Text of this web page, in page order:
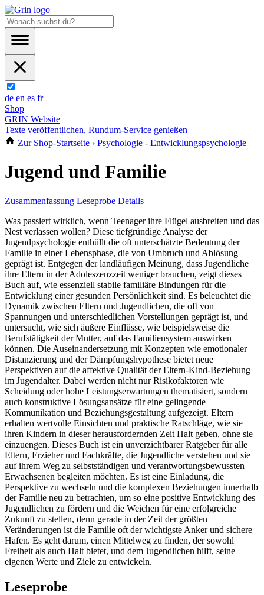
de en es fr
Shop
GRIN Website
Texte veröffentlichen, Rundum-Service genießen
Zur Shop-Startseite › Psychologie - Entwicklungspsychologie
Jugend und Familie
Zusammenfassung Leseprobe Details
Was passiert wirklich, wenn Teenager ihre Flügel ausbreiten und das
Nest verlassen wollen? Diese tiefgründige Analyse der
Jugendpsychologie enthüllt die oft unterschätzte Bedeutung der
Familie in einer Lebensphase, die von Umbruch und Ablösung
geprägt ist. Entgegen der landläufigen Meinung, dass Jugendliche
ihre Eltern in der Adoleszenzzeit weniger brauchen, zeigt dieses
Buch auf, wie essenziell stabile familiäre Bindungen für die
Entwicklung einer gesunden Persönlichkeit sind. Es beleuchtet die
Dynamik zwischen Eltern und Jugendlichen, die oft von
Spannungen und unterschiedlichen Vorstellungen geprägt ist, und
untersucht, wie sich äußere Einflüsse, wie beispielsweise die
Berufstätigkeit der Mutter, auf das Familiensystem auswirken
können. Die Auseinandersetzung mit Konzepten wie emotionaler
Distanzierung und der Dämpfungshypothese bietet neue
Perspektiven auf die affektive Qualität der Eltern-Kind-Beziehung
im Jugendalter. Dabei werden nicht nur Risikofaktoren wie
Scheidung oder hohe Leistungserwartungen thematisiert, sondern
auch konstruktive Lösungsansätze für eine gelingende
Kommunikation und Beziehungsgestaltung aufgezeigt. Eltern
erhalten wertvolle Einsichten und praktische Ratschläge, wie sie
ihren Kindern in dieser herausfordernden Zeit Halt geben, ohne sie
einzuengen. Dieses Buch ist ein unverzichtbarer Ratgeber für alle
Eltern, Erzieher und Fachkräfte, die Jugendliche verstehen und sie
auf ihrem Weg zu selbstständigen und verantwortungsbewussten
Erwachsenen begleiten möchten. Es ist eine Einladung, die
Perspektive zu wechseln und die komplexen Beziehungen innerhalb
der Familie neu zu betrachten, um so eine positive Entwicklung des
Jugendlichen zu fördern und die Weichen für eine erfolgreiche
Zukunft zu stellen, denn gerade in der Zeit der größten
Veränderungen ist die Familie oft der wichtigste Anker und sichere
Hafen. Es geht darum, einen Mittelweg zu finden, der sowohl
Freiheit als auch Halt bietet, und dem Jugendlichen hilft, seine
eigenen Werte und Ziele zu entwickeln.
Leseprobe